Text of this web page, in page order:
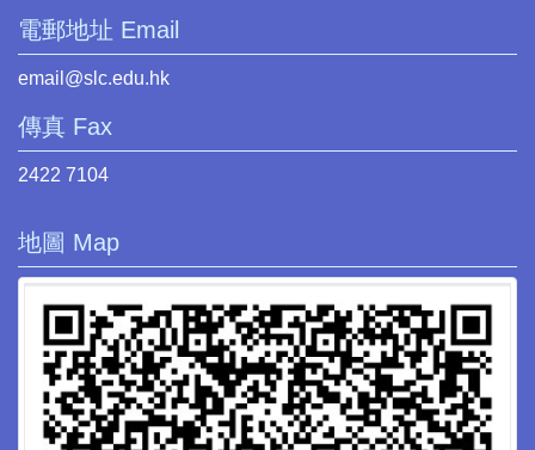
電郵地址 Email
email@slc.edu.hk
傳真 Fax
2422 7104
地圖 Map